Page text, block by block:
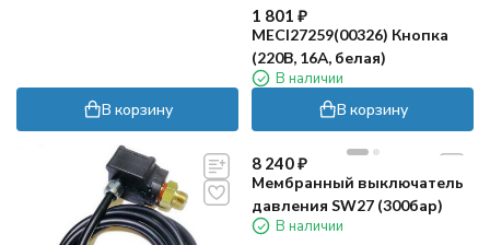
В корзину
1 801 ₽
MECI27259(00326) Кнопка
(220В, 16А, белая)
В наличии
В корзину
8 240₽
Мембранный выключатель
давления SW27 (300бар)
В наличии